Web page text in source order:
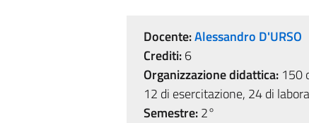
Docente:Alessandro D'URSO
Crediti:6
Organizzazione didattica:150
12 di esercitazione, 24 di
Semestre:2°